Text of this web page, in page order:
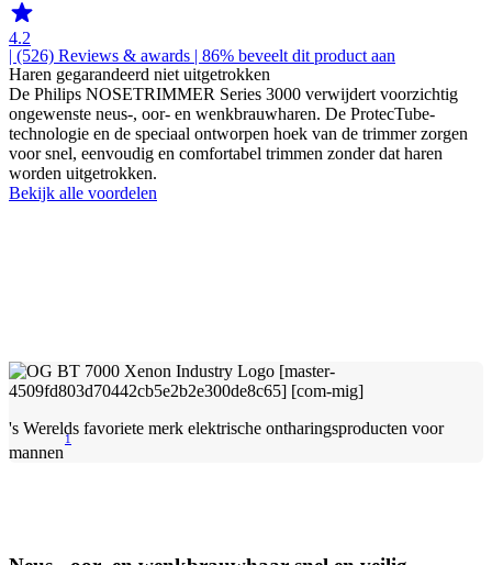
4.2
| (526) Reviews & awards | 86% beveelt dit product aan
Haren gegarandeerd niet uitgetrokken
De Philips NOSETRIMMER Series 3000 verwijdert voorzichtig
ongewenste neus-, oor- en wenkbrauwharen. De ProtecTube-
technologie en de speciaal ontworpen hoek van de trimmer zorgen
voor snel, eenvoudig en comfortabel trimmen zonder dat haren
worden uitgetrokken.
Bekijk alle voordelen
's Werelds favoriete merk elektrische ontharingsproducten voor
mannen
1